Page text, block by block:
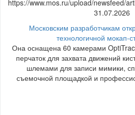
31.07.2026
Московским разработчикам
технологичной мокап-
Она оснащена 60 камерами
перчаток для захвата движений
шлемами для записи мимики,
съемочной площадкой и